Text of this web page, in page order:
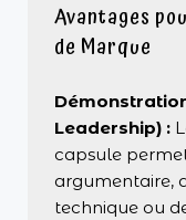
Avantages
de Marque
Leadership) :
capsule
argumentaire,
technique ou